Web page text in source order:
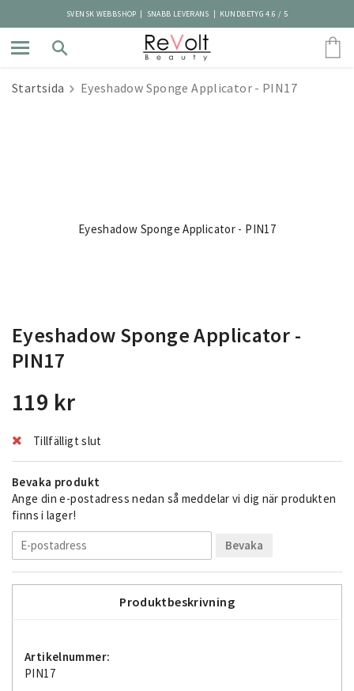
SVENSK WEBBSHOP | SNABB LEVERANS | KUNDBETYG 4.6 / 5
Startsida Eyeshadow Sponge Applicator - PIN17
Eyeshadow Sponge Applicator - PIN17
Eyeshadow Sponge Applicator -
PIN17
119 kr
Tillfälligt slut
Bevaka produkt
Ange din e-postadress nedan så meddelar vi dig när produkten
finns i lager!
Bevaka
Produktbeskrivning
Artikelnummer:
PIN17